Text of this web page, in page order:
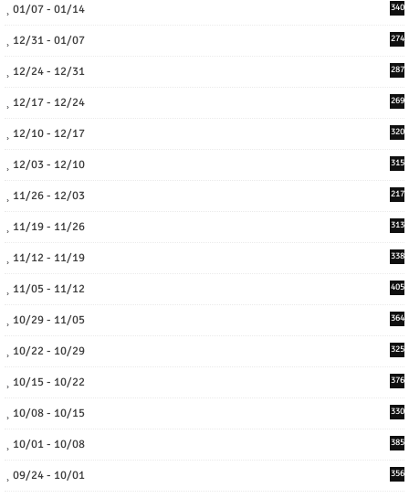
01/07 - 01/14 340
12/31 - 01/07 274
12/24 - 12/31 287
12/17 - 12/24 269
12/10 - 12/17 320
12/03 - 12/10 315
11/26 - 12/03 217
11/19 - 11/26 313
11/12 - 11/19 338
11/05 - 11/12 405
10/29 - 11/05 364
10/22 - 10/29 325
10/15 - 10/22 376
10/08 - 10/15 330
10/01 - 10/08 385
09/24 - 10/01 356